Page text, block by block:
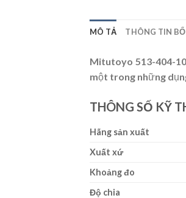
MÔ TẢ THÔNG TIN BỔ
Mitutoyo 513-404-
một trong những
THÔNG SỐ KỸ
Hãng sản xuất
Xuất xứ
Khoảng đo
Độ chia